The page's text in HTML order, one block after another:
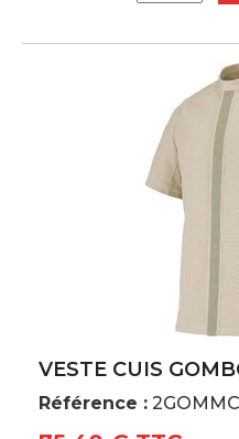
VESTE CUIS
Référence :